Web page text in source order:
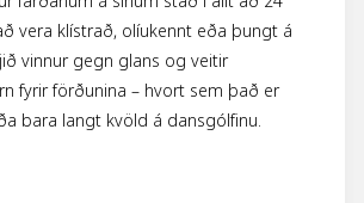
vera klístrað, olíukennt eða þungt á
vinnur gegn glans og veitir
fyrir förðunina – hvort sem það er
bara langt kvöld á dansgólfinu.